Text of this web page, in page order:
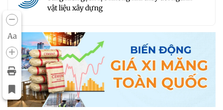
Aa
vật liệu xây dựng